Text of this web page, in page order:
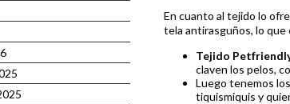
En cuanto al tejido lo
tela antirasguños, lo que
Tejido
claven los pelos,
Luego tenemos
tiquismiquis y